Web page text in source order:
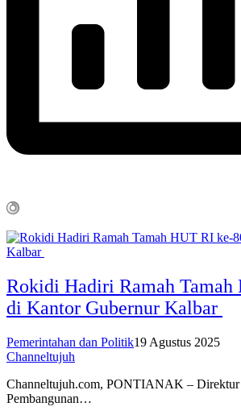
Rokidi Hadiri Ramah Tamah
di Kantor Gubernur Kalbar
Pemerintahan dan Politik19 Agustus 2025
Channeltujuh
Channeltujuh.com, PONTIANAK –
Pembangunan…